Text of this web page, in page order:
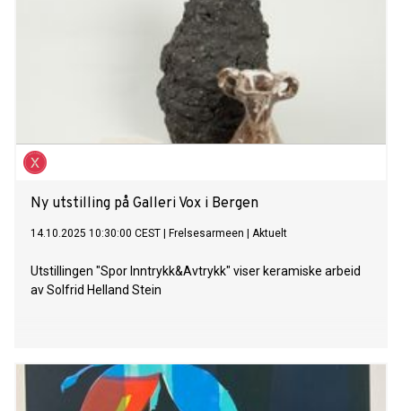
Ny utstilling på Galleri Vox i Bergen
14.10.2025 10:30:00 CEST Frelsesarmeen Aktuelt
Utstillingen "Spor Inntrykk&Avtrykk" viser keramiske arbeid
av Solfrid Helland Stein